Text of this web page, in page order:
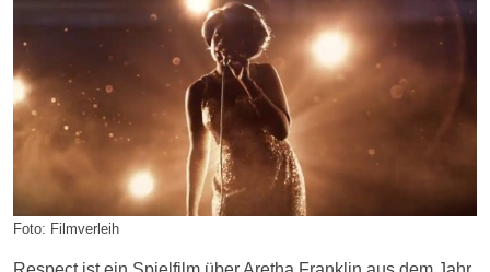
Foto: Filmverleih